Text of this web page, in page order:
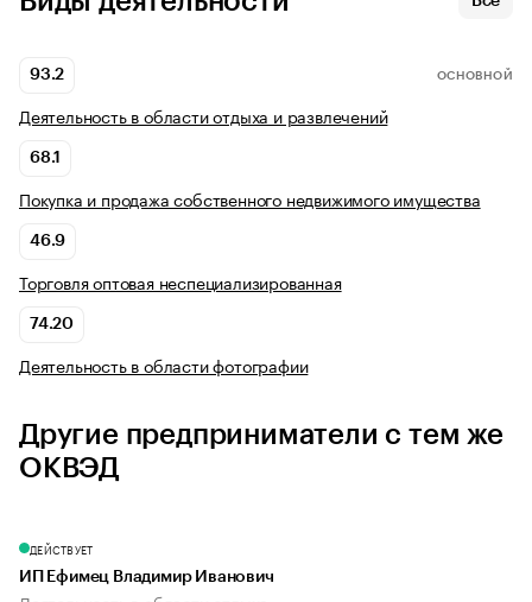
93.2 ОСНОВНОЙ
Деятельность в области отдыха и развлечений
68.1
Покупка и продажа собственного недвижимого имущества
46.9
Торговля оптовая неспециализированная
74.20
Деятельность в области фотографии
Другие предприниматели с тем же
ОКВЭД
ДЕЙСТВУЕТ
ИП Ефимец Владимир Иванович